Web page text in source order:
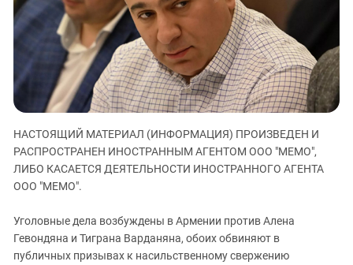
ЗАСТАВЛЯЕТ
КАВКАЗ ЗА ПАЛЕСТИНУ
ИНАКОМЫСЛИЕ В ЧЕЧНЕ
ПРЕСЛЕДОВАНИЕ АКТИВИСТОВ
МОБИЛИЗАЦИЯ И ПРОТЕСТЫ
Дагестан
Ингушетия
Кабардино-Балкария
Калмыкия
Карачаево-Черкесия
Краснодарский край
Российская Федерация
Северная Осетия - Алания
СКФО
НАСТОЯЩИЙ МАТЕРИАЛ (ИНФОРМАЦИЯ) ПРОИЗВЕДЕН И
РАСПРОСТРАНЕН ИНОСТРАННЫМ АГЕНТОМ ООО "МЕМО",
ЛИБО КАСАЕТСЯ ДЕЯТЕЛЬНОСТИ ИНОСТРАННОГО АГЕНТА
ООО "МЕМО".
Уголовные дела возбуждены в Армении против Алена
Гевондяна и Тиграна Варданяна, обоих обвиняют в
публичных призывах к насильственному свержению